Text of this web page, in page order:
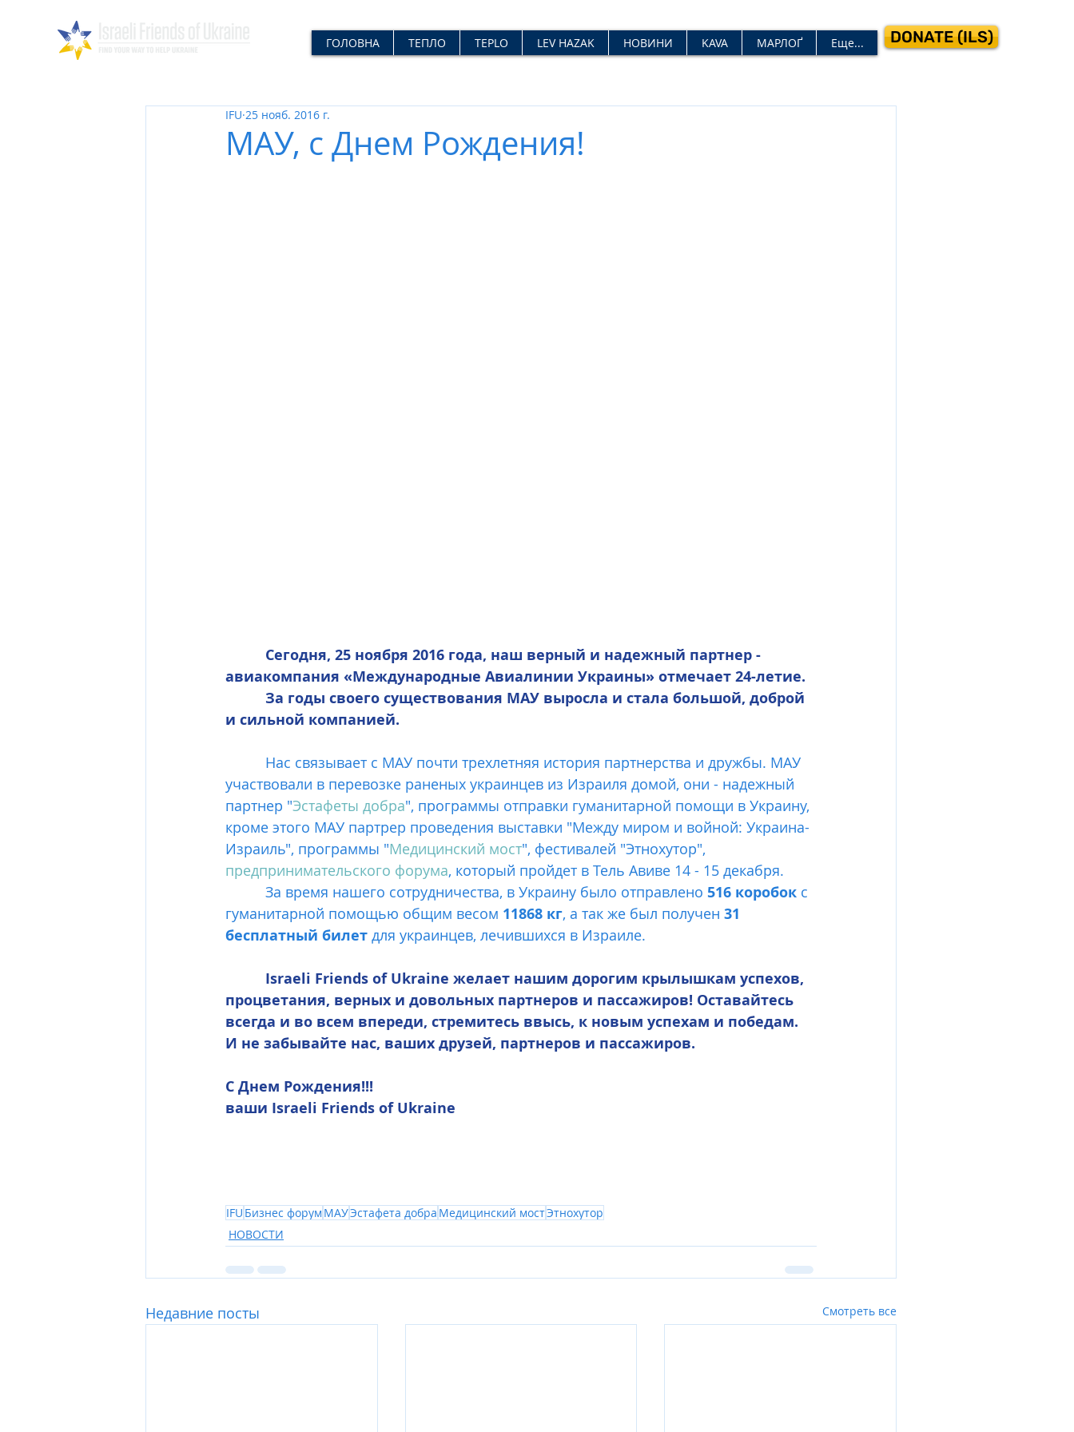
ГОЛОВНА ТЕПЛО TEPLO LEV HAZAK НОВИНИ KAVA МАРЛОҐ Еще... DONATE (ILS)
МАУ, с Днем Рождения!
IFU 25 нояб. 2016 г.
авиакомпания «Международные Авиалинии Украины» отмечает 24-летие.
и сильной компанией.
участвовали в перевозке раненых украинцев из Израиля домой, они - надежный
партнер "Эстафеты добра", программы отправки гуманитарной помощи в Украину,
кроме этого МАУ партрер проведения выставки "Между миром и войной: Украина-
Израиль", программы "Медицинский мост", фестивалей "Этнохутор",
предпринимательского форума, который пройдет в Тель Авиве 14 - 15 декабря.
          За время нашего сотрудничества, в Украину было отправлено
516 коробок с
гуманитарной помощью общим весом 11868 кг, а так же был получен 31
бесплатный билет для украинцев, лечившихся в Израиле.
процветания, верных и довольных партнеров и пассажиров! Оставайтесь
всегда и во всем впереди, стремитесь ввысь, к новым успехам и победам.
И не забывайте нас, ваших друзей, партнеров и пассажиров.
С Днем Рождения!!!
ваши Israeli Friends of Ukraine
IFU Бизнес форум МАУЭстафета добра Медицинский мостЭтнохутор
НОВОСТИ
Недавние посты Смотреть все